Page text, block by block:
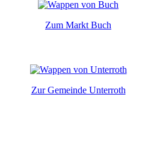
Zum Markt Buch
Zur Gemeinde Unterroth